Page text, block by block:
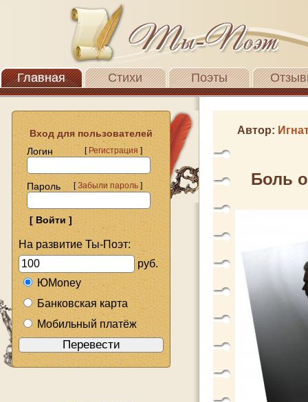
Главная Стихи Поэты
Вход для пользователей
Логин
[Регистрация]
Пароль [Забыли пароль]
На развитие Ты-Поэт:
руб.
ЮMoney
Банковская карта
Мобильный платёж
Автор:
Боль